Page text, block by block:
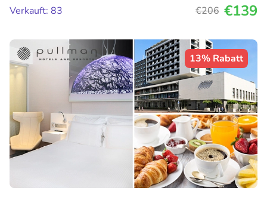
Verkauft: 83
€206 €139
13% Rabatt